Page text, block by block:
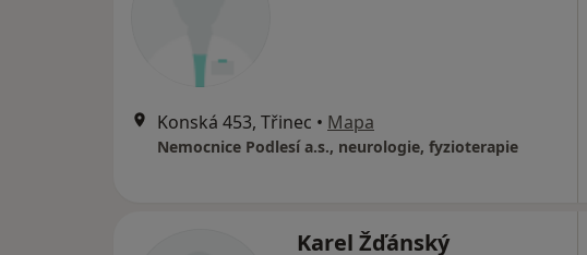
Konská 453, Třinec • Mapa
Nemocnice Podlesí a.s., neurologie, fyzioterapie
Karel Žďánský